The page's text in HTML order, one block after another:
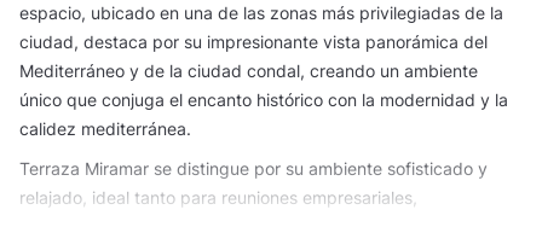
espacio, ubicado en una de las zonas más privilegiadas de la
ciudad, destaca por su impresionante vista panorámica del
Mediterráneo y de la ciudad condal, creando un ambiente
único que conjuga el encanto histórico con la modernidad y la
calidez mediterránea.
Terraza Miramar se distingue por su ambiente sofisticado y
relajado, ideal tanto para reuniones empresariales,